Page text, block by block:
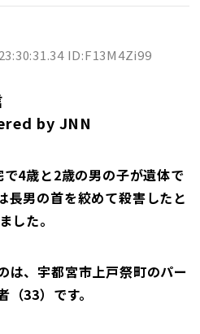
ID:F13M4Zi99
by JNN
4歳と2歳の男の子が遺体で
長男の首を絞めて殺害したと
した。
は、宇都宮市上戸祭町のパー
33）です。